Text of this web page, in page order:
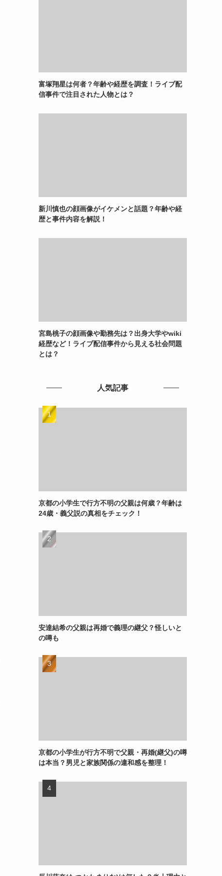
富塚翔星は何者？年齢や経歴を調査！ライブ配
信事件で注目された人物とは？
新川慎也の顔画像がイケメンと話題？年齢や経
歴と事件内容を解説！
宮島桃子の顔画像や勤務先は？出身大学やwiki
経歴など！ライブ配信事件から見える社会問題
とは？
人気記事
京都の小学生で行方不明の父親は何歳？年齢は
24歳・義父説の真相をチェック！
安達結希の父親は再婚で義理の継父？怪しいと
の噂も
京都の小学生が行方不明で父親・再婚(継父)の噂
は本当？男児と家族関係の違和感を整理！